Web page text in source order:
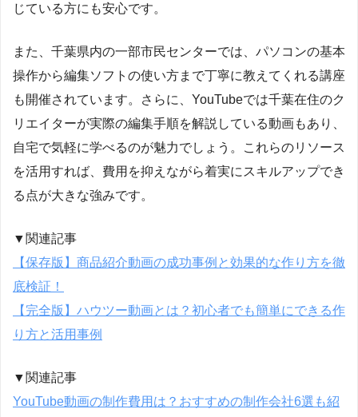
じている方にも安心です。
また、千葉県内の一部市民センターでは、パソコンの基本
操作から編集ソフトの使い方まで丁寧に教えてくれる講座
も開催されています。さらに、YouTubeでは千葉在住のク
リエイターが実際の編集手順を解説している動画もあり、
自宅で気軽に学べるのが魅力でしょう。これらのリソース
を活用すれば、費用を抑えながら着実にスキルアップでき
る点が大きな強みです。
▼関連記事
【保存版】商品紹介動画の成功事例と効果的な作り方を徹
底検証！
【完全版】ハウツー動画とは？初心者でも簡単にできる作
り方と活用事例
▼関連記事
YouTube動画の制作費用は？おすすめの制作会社6選も紹